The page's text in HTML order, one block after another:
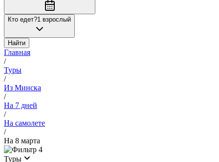
Кто едет?1 взрослый
Найти
Главная
/
Туры
/
Из Минска
/
На 7 дней
/
На самолете
/
На 8 марта
4
Туры